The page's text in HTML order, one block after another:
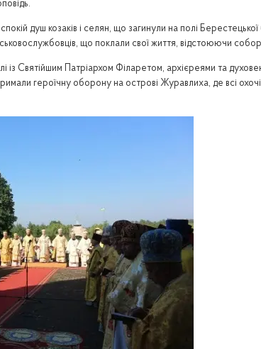
душ козаків і селян, що загинули на полі
що поклали свої життя, відстоюючи
Святійшим Патріархом Філаретом, архієреями та
героїчну оборону на острові Журавлиха, де всі